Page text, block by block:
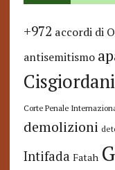
+972 accordi di
antisemitismo
Corte Penale
demolizioni
Intifada Fatah